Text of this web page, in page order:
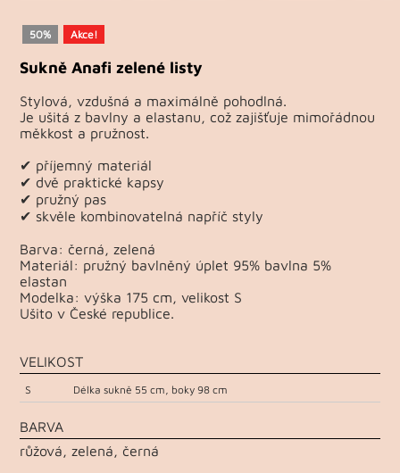
50% Akce!
Sukně Anafi zelené listy
Stylová, vzdušná a maximálně pohodlná.
Je ušitá z bavlny a elastanu, což zajišťuje mimořádnou
měkkost a pružnost.
✔ příjemný materiál
✔ dvě praktické kapsy
✔ pružný pas
✔ skvěle kombinovatelná napříč styly
Barva: černá, zelená
Materiál: pružný bavlněný úplet 95% bavlna 5%
elastan
Modelka: výška 175 cm, velikost S
Ušito v České republice.
VELIKOST
S Délka sukně 55 cm, boky 98 cm
BARVA
růžová, zelená, černá